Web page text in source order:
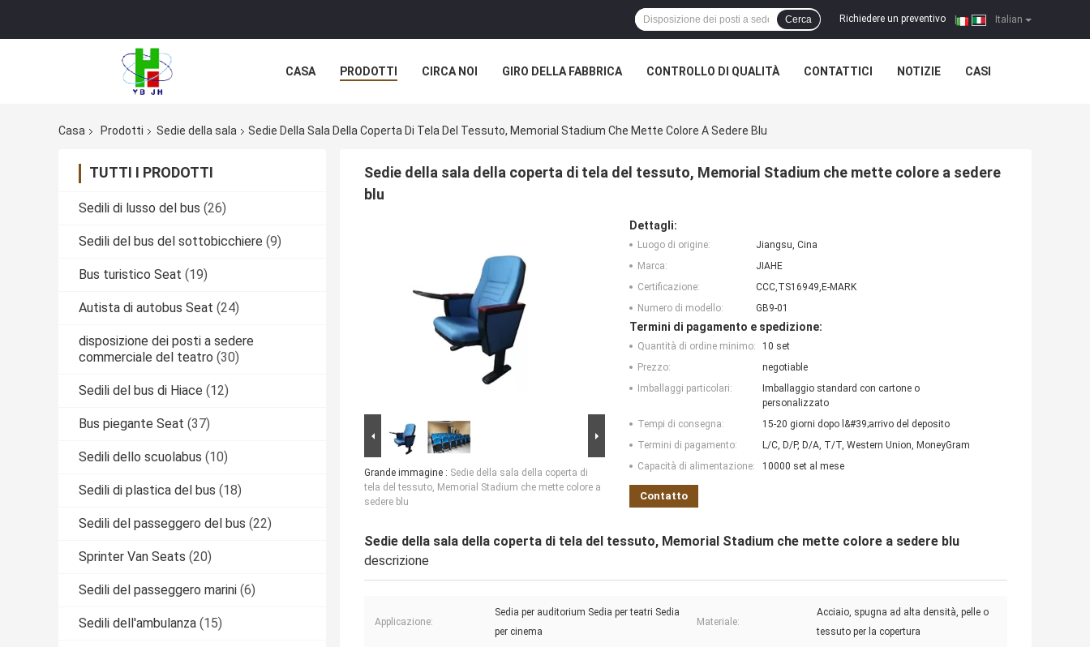
Italian
Richiedere un preventivo |
Cerca
CASA PRODOTTI CIRCA NOI GIRO DELLA FABBRICA CONTROLLO DI QUALITÀ CONTATTICI NOTIZIE CASI
Casa Prodotti Sedie della sala Sedie Della Sala Della Coperta Di Tela Del Tessuto, Memorial Stadium Che Mette Colore A Sedere Blu
TUTTI I PRODOTTI
Sedili di lusso del bus (26)
Sedili del bus del sottobicchiere (9)
Bus turistico Seat (19)
Autista di autobus Seat (24)
disposizione dei posti a sedere
commerciale del teatro (30)
Sedili del bus di Hiace (12)
Bus piegante Seat (37)
Sedili dello scuolabus (10)
Sedili di plastica del bus (18)
Sedili del passeggero del bus (22)
Sprinter Van Seats (20)
Sedili del passeggero marini (6)
Sedili dell'ambulanza (15)
Sedie della sala della coperta di tela del tessuto, Memorial Stadium che mette colore a sedere
blu
Grande immagine : Sedie della sala della coperta di
tela del tessuto, Memorial Stadium che mette colore a
sedere blu
Dettagli:
Luogo di origine:
Jiangsu, Cina
Marca:
JIAHE
Certificazione:
CCC,TS16949,E-MARK
Numero di modello:
GB9-01
Termini di pagamento e spedizione:
Quantità di ordine minimo:
10 set
Prezzo:
negotiable
Imballaggi particolari:
Imballaggio standard con cartone o
personalizzato
Tempi di consegna:
15-20 giorni dopo l&#39;arrivo del deposito
Termini di pagamento:
L/C, D/P, D/A, T/T, Western Union, MoneyGram
Capacità di alimentazione:
10000 set al mese
Contatto
Sedie della sala della coperta di tela del tessuto, Memorial Stadium che mette colore a sedere blu
descrizione
Applicazione:
Sedia per auditorium Sedia per teatri Sedia
per cinema
Materiale:
Acciaio, spugna ad alta densità, pelle o
tessuto per la copertura